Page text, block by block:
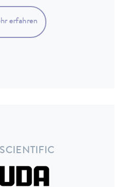
erfahren